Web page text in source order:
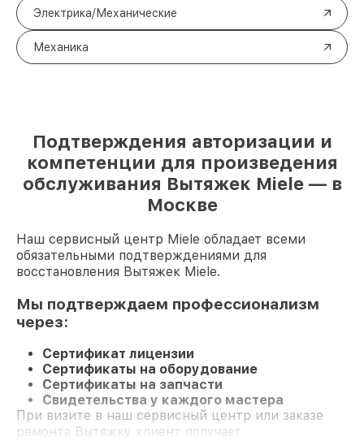
Электрика/Механические
Механика
Подтверждения авторизации и
компетенции для произведения
обслуживания Вытяжек Miele — в
Москве
Наш сервисный центр Miele обладает всеми
обязательными подтверждениями для
восстановления Вытяжек Miele.
Мы подтверждаем профессионализм
через:
Сертификат лицензии
Сертификаты на оборудование
Сертификаты на запчасти
Свидетельства у каждого мастера
При визите в наш сервисный центр или заказе
ремонта Вытяжку клиент получает